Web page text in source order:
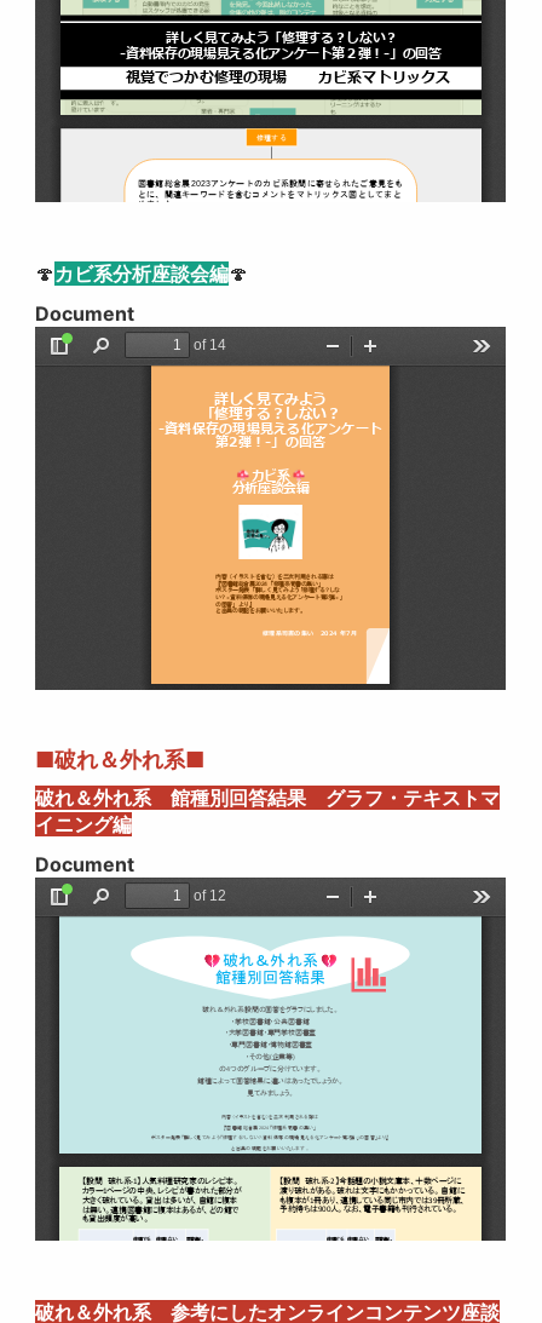
🍄カビ系分析座談会編🍄
Document
■破れ＆外れ系■
破れ＆外れ系 館種別回答結果 グラフ・テキストマ
イニング編
Document
破れ＆外れ系 参考にしたオンラインコンテンツ座談